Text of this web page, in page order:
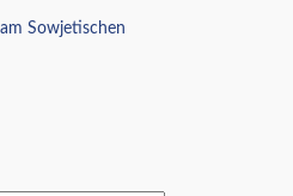
Sowjetischen